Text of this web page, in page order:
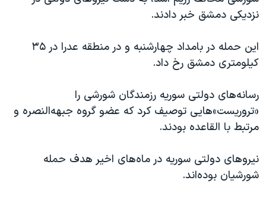
گالری عکس
اعتراضات زن، زندگی، آزادی
تریبونال مردمی آبان ۹۸
دادگاه حمید نوری
چهل سال گروگان‌گیری
قانون شفافیت دارائی کادر رهبری ایران
اعتراضات مردمی آبان ۹۸
اسرائیل در جنگ
نرگس محمدی برنده جایزه نوبل صلح
نزدیکی دمشق خبر دادند.
این حمله در بامداد چهارشنبه و در منطقه عدرا در ۳۵
کیلومتری دمشق رخ داد.
رسانه‌های دولتی سوریه رزمندگان شورشی را
«تروریست»هایی توصیف کرد که عضو گروه جبهه‌النصره و
مرتبط با القاعده بودند.
نیروهای دولتی سوریه در ماه‌های اخیر هدف حمله
شورشیان بوده‌اند.